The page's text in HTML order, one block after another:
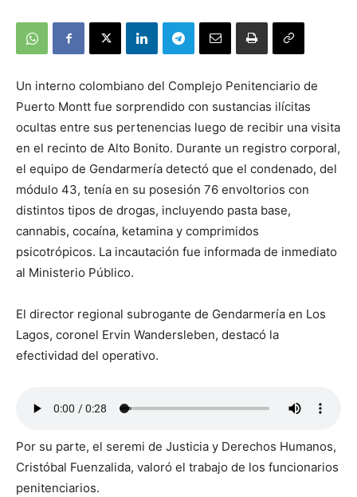
Un interno colombiano del Complejo Penitenciario de
Puerto Montt fue sorprendido con sustancias ilícitas
ocultas entre sus pertenencias luego de recibir una visita
en el recinto de Alto Bonito. Durante un registro corporal,
el equipo de Gendarmería detectó que el condenado, del
módulo 43, tenía en su posesión 76 envoltorios con
distintos tipos de drogas, incluyendo pasta base,
cannabis, cocaína, ketamina y comprimidos
psicotrópicos. La incautación fue informada de inmediato
al Ministerio Público.
El director regional subrogante de Gendarmería en Los
Lagos, coronel Ervin Wandersleben, destacó la
efectividad del operativo.
Por su parte, el seremi de Justicia y Derechos Humanos,
Cristóbal Fuenzalida, valoró el trabajo de los funcionarios
penitenciarios.